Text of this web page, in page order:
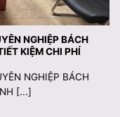
NGHIỆP BÁCH
KIỆM CHI PHÍ
NGHIỆP BÁCH
[...]